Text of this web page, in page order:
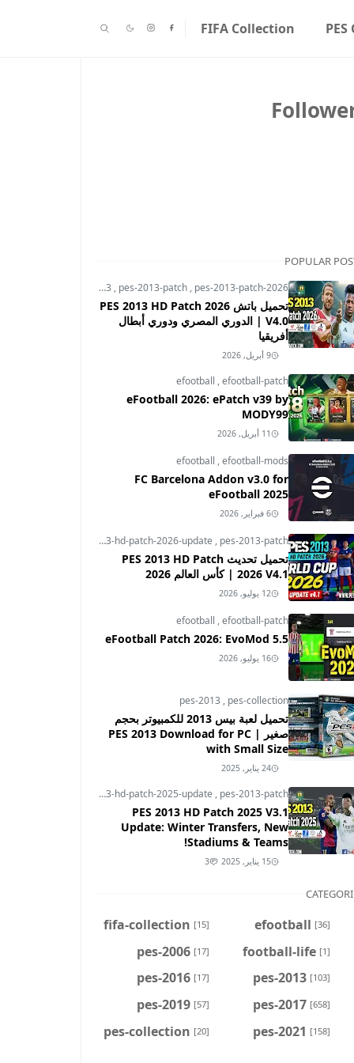
FIFA Collection
POPULAR
pes-2013 , pes-2013-patch , pes-2013-patch-2026
تحميل باتش PES 2013 HD Patch 2026
V4.0 | الدوري المصري ودوري أبطال
أفريقيا
9 أبريل, 2026
efootball ,efootball-patch
eFootball 2026: ePatch v39 by
MODY99
11 أبريل, 2026
efootball ,efootball-mods
FC Barcelona Addon v3.0 for
eFootball 2025
6 فبراير, 2026
pes-2013-hd-patch-2026-update , pes-2013-patch
تحميل تحديث PES 2013 HD Patch
2026 V4.1 | كأس العالم 2026
12 يوليو, 2026
efootball ,efootball-patch
eFootball Patch 2026: EvoMod 5.5
16 يوليو, 2026
pes-2013 , pes-collection
تحميل لعبة بيس 2013 للكمبيوتر بحجم
صغير | PES 2013 Download for PC
with Small Size
24 يناير, 2025
pes-2013-hd-patch-2025-update , pes-2013-patch
PES 2013 HD Patch 2025 V3.1
Update: Winter Transfers, New
Stadiums & Teams!
15 يناير, 2025 3
efootball [36]
fifa-collection [15]
football-life [1]
pes-2006 [17]
pes-2013 [103]
pes-2016 [17]
pes-2017 [658]
pes-2019 [57]
pes-2021 [158]
pes-collection [20]